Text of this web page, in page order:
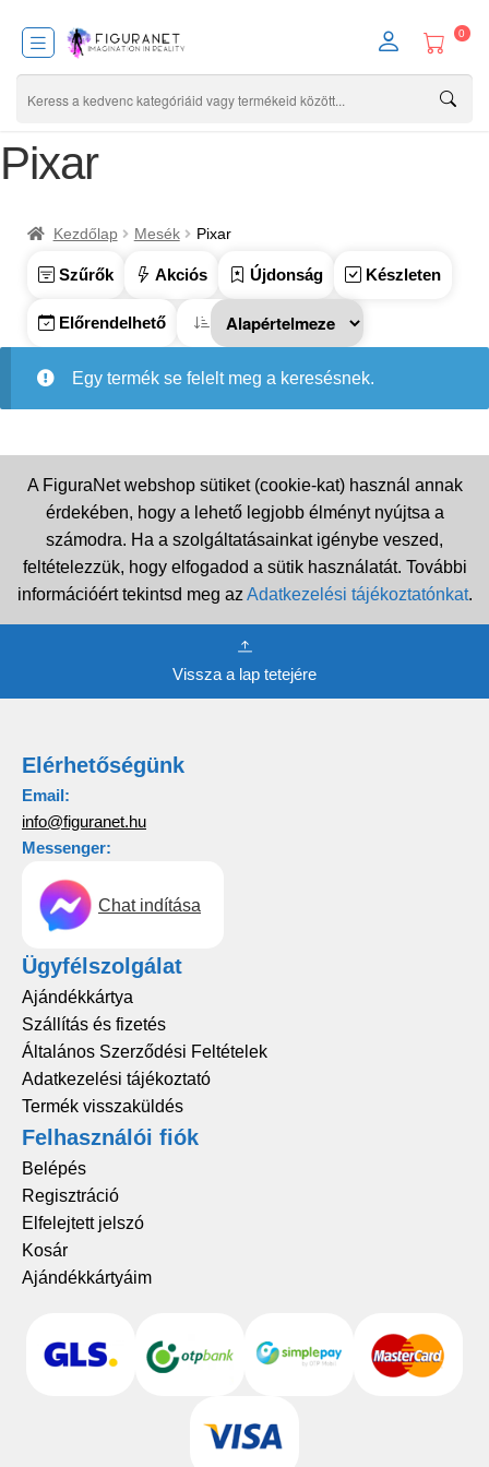
0
Pixar
Kezdőlap Mesék Pixar
Szűrők Akciós Újdonság Készleten
Előrendelhető
Egy termék se felelt meg a keresésnek.
A FiguraNet webshop sütiket (cookie-kat) használ annak
érdekében, hogy a lehető legjobb élményt nyújtsa a
számodra. Ha a szolgáltatásainkat igénybe veszed,
feltételezzük, hogy elfogadod a sütik használatát. További
információért tekintsd meg az Adatkezelési tájékoztatónkat.
Vissza a lap tetejére
Elérhetőségünk
Email:
info@figuranet.hu
Messenger:
Chat indítása
Ügyfélszolgálat
Ajándékkártya
Szállítás és fizetés
Általános Szerződési Feltételek
Adatkezelési tájékoztató
Termék visszaküldés
Felhasználói fiók
Belépés
Regisztráció
Elfelejtett jelszó
Kosár
Ajándékkártyáim